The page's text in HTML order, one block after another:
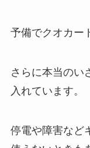
予備でクオカー
さらに本当のい
入れています。
停電や障害など